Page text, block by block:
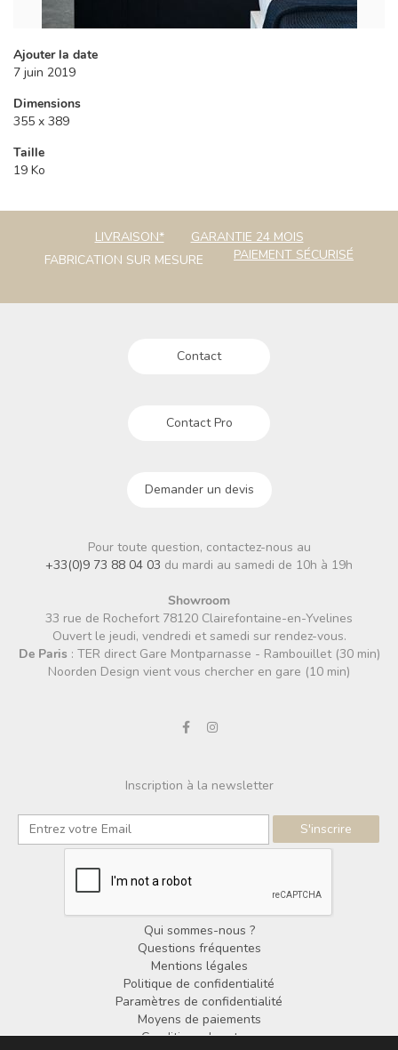
Ajouter la date
7 juin 2019
Dimensions
355 x 389
Taille
19 Ko
LIVRAISON*
GARANTIE 24 MOIS
FABRICATION SUR MESURE
PAIEMENT SÉCURISÉ
Contact
Contact Pro
Demander un devis
Pour toute question, contactez-nous au
+33(0)9 73 88 04 03 du mardi au samedi de 10h à 19h
Showroom
33 rue de Rochefort 78120 Clairefontaine-en-Yvelines
Ouvert le jeudi, vendredi et samedi sur rendez-vous.
De Paris : TER direct Gare Montparnasse - Rambouillet (30 min)
Noorden Design vient vous chercher en gare (10 min)
Inscription à la newsletter
Qui sommes-nous ?
Questions fréquentes
Mentions légales
Politique de confidentialité
Paramètres de confidentialité
Moyens de paiements
Conditions de retour